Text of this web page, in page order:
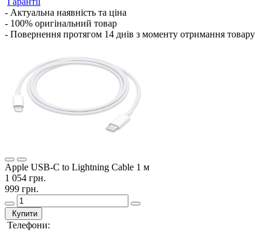
- Актуальна наявність та ціна
- 100% оригінальний товар
- Повернення протягом 14 днів з моменту отримання товару
Apple USB-C to Lightning Cable 1 м
1 054 грн.
999 грн.
Купити
Телефони: